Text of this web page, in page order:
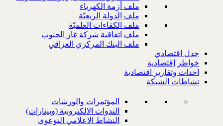
ملف أزمة الكهرباء
ملف الدولة الريعيّة
ملف الكفاءات العلميّة
ملف اتفاقية شركة غاز الجنوب
ملف البنك المركزي العراقي
جدل اقتصادي
خواطر إقتصادية
احداث وتقارير اقتصادية
نشاطات الشبكة
المؤتمرات والورشات
الندوات الالكترونية (وبينارات)
النشاط الاعلامي التوعوي